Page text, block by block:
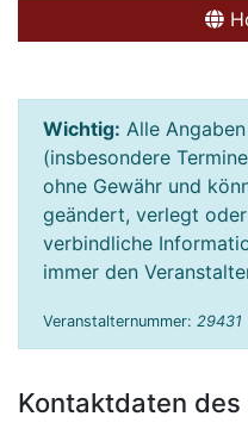
Wichtig: Alle
(insbesondere
ohne Gewähr und
geändert, verlegt
verbindliche
immer den
Veranstalternummer: 29431
Kontaktdaten